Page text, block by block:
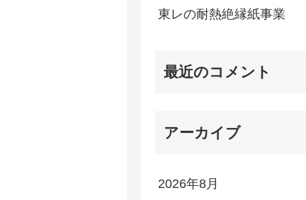
東レの耐熱絶縁紙事業
最近のコメント
アーカイブ
2026年8月